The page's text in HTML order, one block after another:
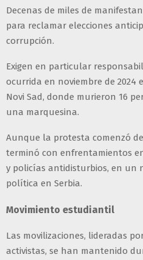
Decenas de miles de
para reclamar elecciones
corrupción.
Exigen en particular
ocurrida en noviembre de 2024
Novi Sad, donde murieron 16
una marquesina.
Aunque la protesta comenzó
terminó con enfrentamientos
y policías antidisturbios, en un
política en Serbia.
Movimiento estudiantil
Las movilizaciones, lideradas
activistas, se han mantenido